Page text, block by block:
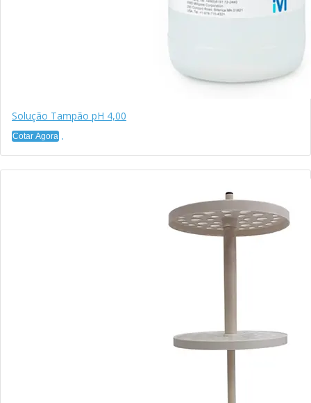
Solução Tampão pH 4,00
Cotar Agora